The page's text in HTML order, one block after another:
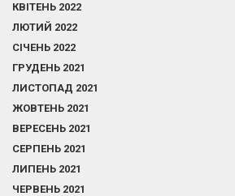
КВІТЕНЬ 2022
ЛЮТИЙ 2022
СІЧЕНЬ 2022
ГРУДЕНЬ 2021
ЛИСТОПАД 2021
ЖОВТЕНЬ 2021
ВЕРЕСЕНЬ 2021
СЕРПЕНЬ 2021
ЛИПЕНЬ 2021
ЧЕРВЕНЬ 2021